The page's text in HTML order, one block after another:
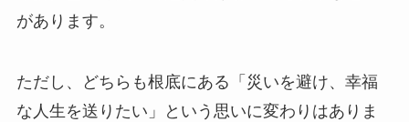
があります。
ただし、どちらも根底にある「災いを避け、幸福
な人生を送りたい」という思いに変わりはありま